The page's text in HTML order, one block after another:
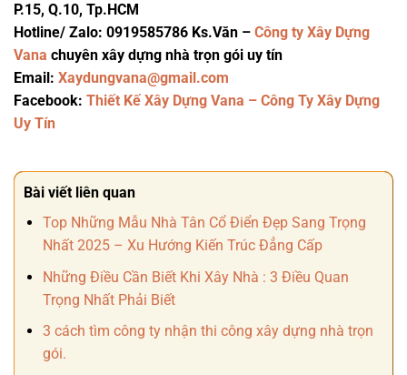
P.15, Q.10, Tp.HCM
Hotline/ Zalo: 0919585786 Ks.Văn – Công ty Xây Dựng
Vana chuyên xây dựng nhà trọn gói uy tín
Email: Xaydungvana@gmail.com
Facebook: Thiết Kế Xây Dựng Vana – Công Ty Xây Dựng
Uy Tín
Bài viết liên quan
Top Những Mẫu Nhà Tân Cổ Điển Đẹp Sang Trọng
Nhất 2025 – Xu Hướng Kiến Trúc Đẳng Cấp
Những Điều Cần Biết Khi Xây Nhà : 3 Điều Quan
Trọng Nhất Phải Biết
3 cách tìm công ty nhận thi công xây dựng nhà trọn
gói.